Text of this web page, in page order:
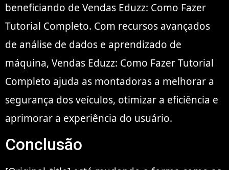
beneficiando de Vendas Eduzz: Como Fazer
Tutorial Completo. Com recursos avançados
de análise de dados e aprendizado de
máquina, Vendas Eduzz: Como Fazer Tutorial
Completo ajuda as montadoras a melhorar a
segurança dos veículos, otimizar a eficiência e
aprimorar a experiência do usuário.
Conclusão